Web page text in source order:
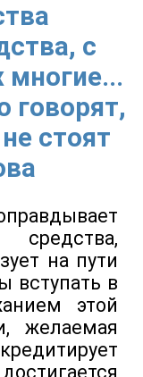
с
говорят,
стоят
на пути
вступать в
этой
желаемая